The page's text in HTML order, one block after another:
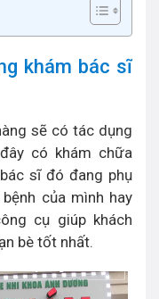
khám bác sĩ
sẽ có tác dụng
có khám chữa
sĩ đó đang phụ
của mình hay
cụ giúp khách
bè tốt nhất.